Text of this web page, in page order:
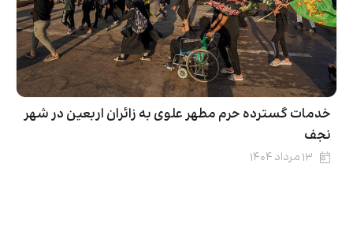
خدمات گسترده حرم مطهر علوی به زائران اربعین در شهر
نجف
۱۳ مرداد ۱۴۰۴